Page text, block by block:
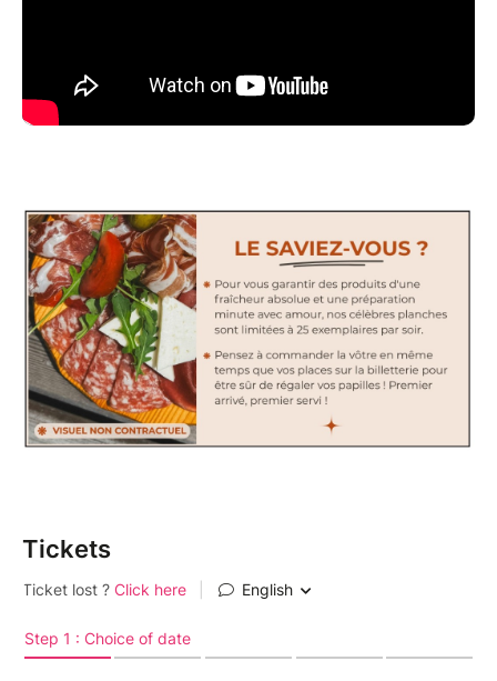
Tickets